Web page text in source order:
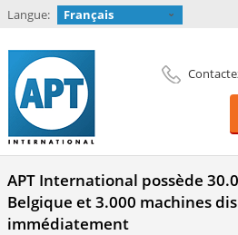
Langue: Français
APT International possède
Belgique et 3.000 machines
immédiatement